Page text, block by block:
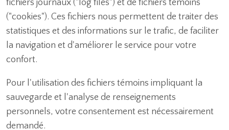
fichiers journaux ("log files") et de fichiers témoins
("cookies"). Ces fichiers nous permettent de traiter des
statistiques et des informations sur le trafic, de faciliter
la navigation et d'améliorer le service pour votre
confort.
Pour l'utilisation des fichiers témoins impliquant la
sauvegarde et l'analyse de renseignements
personnels, votre consentement est nécessairement
demandé.